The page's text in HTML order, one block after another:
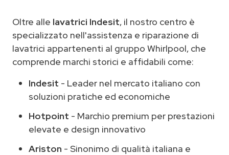
Oltre alle lavatrici Indesit, il nostro centro è
specializzato nell'assistenza e riparazione di
lavatrici appartenenti al gruppo Whirlpool, che
comprende marchi storici e affidabili come:
Indesit - Leader nel mercato italiano con
soluzioni pratiche ed economiche
Hotpoint - Marchio premium per prestazioni
elevate e design innovativo
Ariston - Sinonimo di qualità italiana e